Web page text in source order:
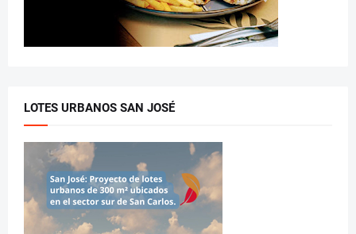
LOTES URBANOS SAN JOSÉ